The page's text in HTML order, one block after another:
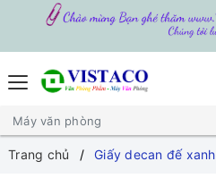
Trang chủ Giấy decan đế xanh